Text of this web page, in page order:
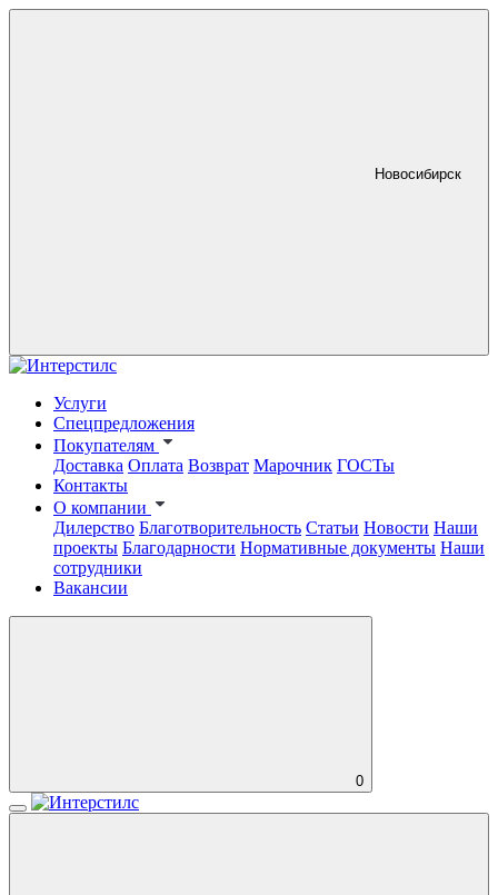
Новосибирск
Услуги
Спецпредложения
Покупателям
Доставка Оплата Возврат Марочник ГОСТы
Контакты
О компании
Дилерство Благотворительность Статьи Новости Наши
проекты Благодарности Нормативные документы Наши
сотрудники
Вакансии
0